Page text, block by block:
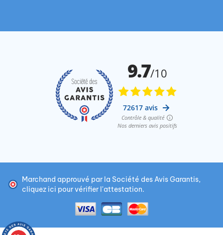
Marchand approuvé par la Société des Avis Garantis,
cliquez ici pour vérifier l'attestation.